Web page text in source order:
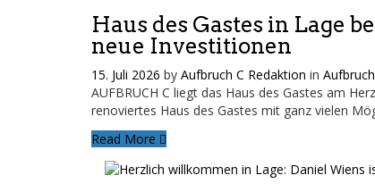
Haus des Gastes in Lage
neue Investitionen
15. Juli 2026 by Aufbruch C Redaktion in
AUFBRUCH C liegt das Haus des Gastes am
renoviertes Haus des Gastes mit ganz vielen
Read More